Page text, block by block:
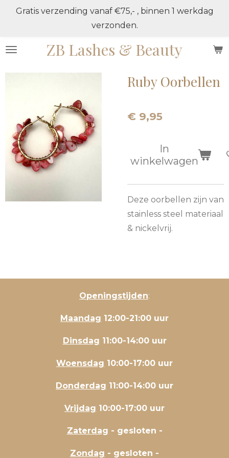
de
ZB Lashes & Beauty
Gratis verzending vanaf €75,- , binnen 1 werkdag
verzonden.
Ruby Oorbellen
€ 9,95
In
winkelwagen
Deze oorbellen zijn van
stainless steel materiaal
& nickelvrij.
Openingstijden:
Maandag 12:00-21:00 uur
Dinsdag 11:00-14:00 uur
Woensdag 10:00-17:00 uur
Donderdag 11:00-14:00 uur
Vrijdag 10:00-17:00 uur
Zaterdag - gesloten -
Zondag - gesloten -